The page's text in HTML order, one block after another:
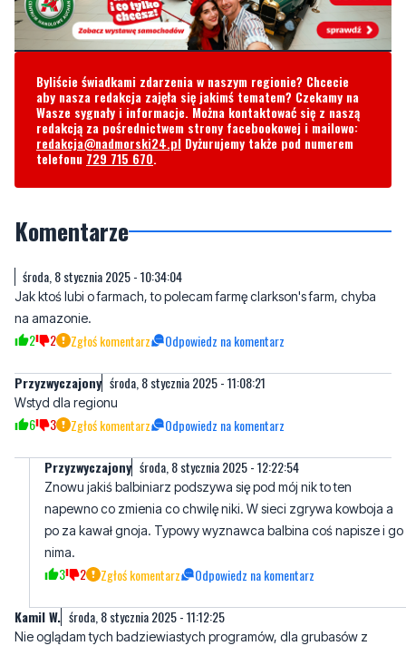
Byliście świadkami zdarzenia w naszym regionie? Chcecie
aby nasza redakcja zajęła się jakimś tematem? Czekamy na
Wasze sygnały i informacje. Można kontaktować się z naszą
redakcja@nadmorski24.plDyżurujemy także pod numerem
telefonu729 715 670.
Komentarze
Jak ktoś lubi o farmach, to polecam farmę clarkson's farm, chyba
2 2 Zgłoś komentarz Odpowiedz na komentarz
Przyzwyczajony
Wstyd dla regionu
Przyzwyczajony
Znowu jakiś balbiniarz podszywa się pod mój nik to ten
po za kawał gnoja. Typowy wyznawca balbina coś napisze i go
nima.
3 2 Zgłoś komentarz Odpowiedz na komentarz
Kamil W. środa, 8 stycznia 2025 - 11:12:25
Nie oglądam tych badziewiastych programów, dla grubasów z
11 1 Zgłoś komentarz Odpowiedz na komentarz